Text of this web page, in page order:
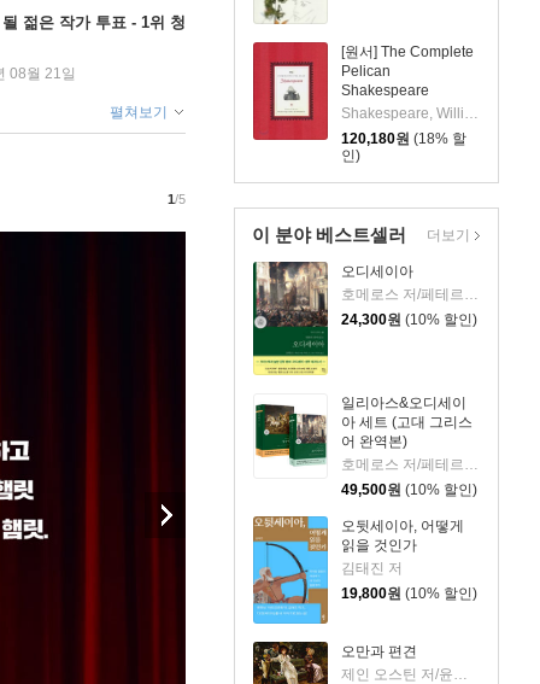
[원서] The Complete
Pelican
Shakespeare
120,180원 (18% 할
인)
이 분야 베스트셀러
오디세이아
24,300원 (10% 할인)
일리아스&오디세이
아 세트 (고대 그리스
어 완역본)
호메로스 저/페테르 파울 루벤스 그림/박문재 역
49,500원 (10% 할인)
오뒷세이아, 어떻게
읽을 것인가
김태진 저
19,800원 (10% 할인)
오만과 편견
제인 오스틴 저/윤지관,전승희 공역
더보기
젊은 작가 투표 - 1위 청
08월 21일
펼쳐보기
1/5